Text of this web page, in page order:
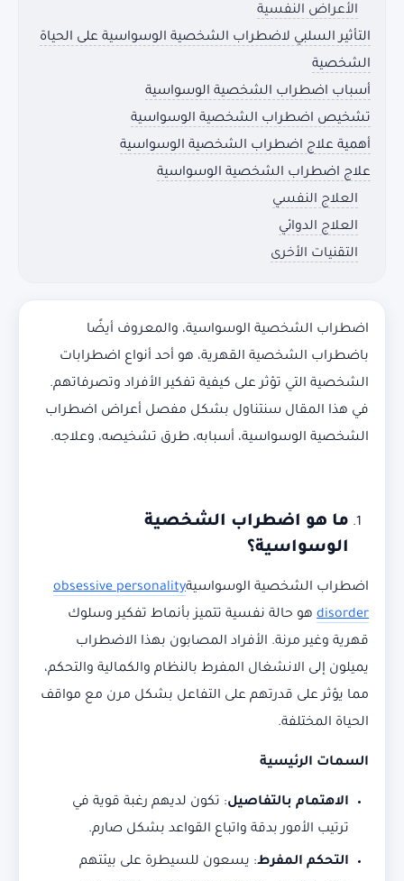
الأعراض النفسية
التأثير السلبي لاضطراب الشخصية الوسواسية على الحياة
الشخصية
أسباب اضطراب الشخصية الوسواسية
تشخيص اضطراب الشخصية الوسواسية
أهمية علاج اضطراب الشخصية الوسواسية
علاج اضطراب الشخصية الوسواسية
العلاج النفسي
العلاج الدوائي
التقنيات الأخرى
اضطراب الشخصية الوسواسية، والمعروف أيضًا
باضطراب الشخصية القهرية، هو أحد أنواع اضطرابات
الشخصية التي تؤثر على كيفية تفكير الأفراد وتصرفاتهم.
في هذا المقال سنتناول بشكل مفصل أعراض اضطراب
الشخصية الوسواسية، أسبابه، طرق تشخيصه، وعلاجه.
ما هو اضطراب الشخصية
الوسواسية؟
اضطراب الشخصية الوسواسيةobsessive personality
disorder هو حالة نفسية تتميز بأنماط تفكير وسلوك
قهرية وغير مرنة. الأفراد المصابون بهذا الاضطراب
يميلون إلى الانشغال المفرط بالنظام والكمالية والتحكم،
مما يؤثر على قدرتهم على التفاعل بشكل مرن مع مواقف
الحياة المختلفة.
السمات الرئيسية
الاهتمام بالتفاصيل: تكون لديهم رغبة قوية في
ترتيب الأمور بدقة واتباع القواعد بشكل صارم.
التحكم المفرط: يسعون للسيطرة على بيئتهم